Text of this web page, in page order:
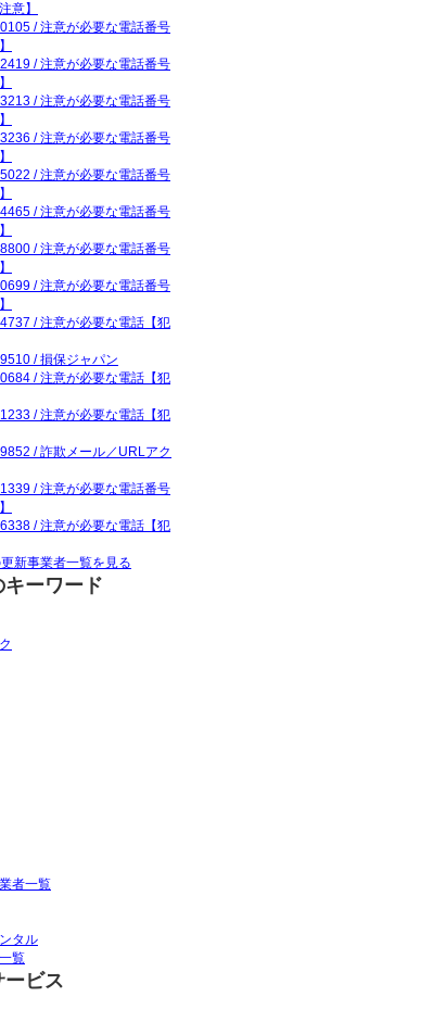
意】
/ 注意が必要な電話番号
/ 注意が必要な電話番号
/ 注意が必要な電話番号
/ 注意が必要な電話番号
/ 注意が必要な電話番号
/ 注意が必要な電話番号
/ 注意が必要な電話番号
/ 注意が必要な電話番号
/ 注意が必要な電話【犯
/ 損保ジャパン
/ 注意が必要な電話【犯
/ 注意が必要な電話【犯
/ 詐欺メール／URLアク
/ 注意が必要な電話番号
/ 注意が必要な電話【犯
新事業者一覧を見る
キーワード
者一覧
タル
覧
ービス